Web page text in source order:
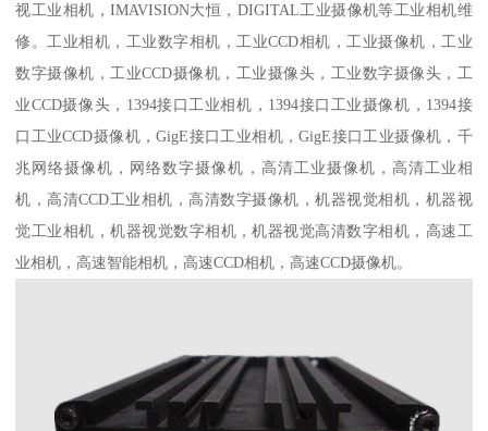
视工业相机，IMAVISION大恒，DIGITAL工业摄像机等工业相机维
修。工业相机，工业数字相机，工业CCD相机，工业摄像机，工业
数字摄像机，工业CCD摄像机，工业摄像头，工业数字摄像头，工
业CCD摄像头，1394接口工业相机，1394接口工业摄像机，1394接
口工业CCD摄像机，GigE接口工业相机，GigE接口工业摄像机，千
兆网络摄像机，网络数字摄像机，高清工业摄像机，高清工业相
机，高清CCD工业相机，高清数字摄像机，机器视觉相机，机器视
觉工业相机，机器视觉数字相机，机器视觉高清数字相机，高速工
业相机，高速智能相机，高速CCD相机，高速CCD摄像机。